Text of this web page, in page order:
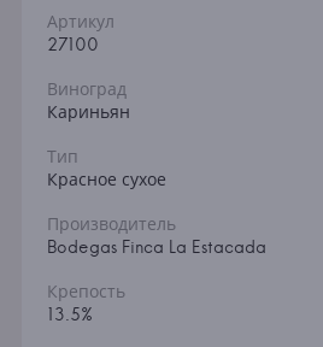
Артикул
27100
Виноград
Кариньян
Тип
Красное сухое
Производитель
Bodegas Finca La Estacada
Крепость
13.5%